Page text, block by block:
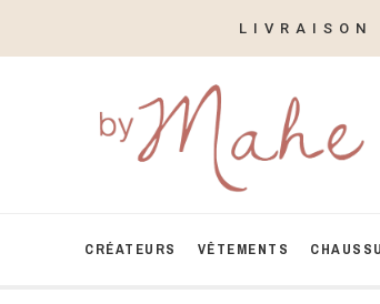
LIVRAISON
CRÉATEURS VÊTEMENTS